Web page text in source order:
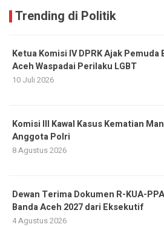
Trending di Politik
Ketua Komisi IV DPRK Ajak Pemuda
Aceh Waspadai Perilaku LGBT
10 Juli 2026
Komisi III Kawal Kasus Kematian
Anggota Polri
8 Agustus 2026
Dewan Terima Dokumen R-KUA-
Banda Aceh 2027 dari Eksekutif
4 Agustus 2026